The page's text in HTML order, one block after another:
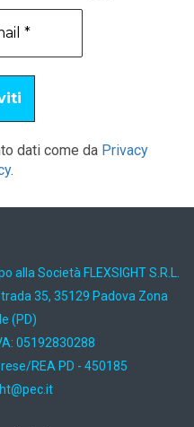
dati come da Privacy
.
Società FLEXSIGHT S.R.L.
35, 35129 Padova Zona
(PD)
05192830288
REA PD - 450185